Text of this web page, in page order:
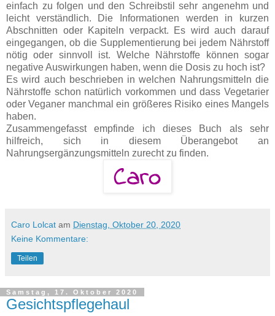
einfach zu folgen und den Schreibstil sehr angenehm und
leicht verständlich. Die Informationen werden in kurzen
Abschnitten oder Kapiteln verpackt. Es wird auch darauf
eingegangen, ob die Supplementierung bei jedem Nährstoff
nötig oder sinnvoll ist. Welche Nährstoffe können sogar
negative Auswirkungen haben, wenn die Dosis zu hoch ist?
Es wird auch beschrieben in welchen Nahrungsmitteln die
Nährstoffe schon natürlich vorkommen und dass Vegetarier
oder Veganer manchmal ein größeres Risiko eines Mangels
haben.
Zusammengefasst empfinde ich dieses Buch als sehr
hilfreich, sich in diesem Überangebot an
Nahrungsergänzungsmitteln zurecht zu finden.
Caro Lolcat am Dienstag, Oktober 20, 2020
Keine Kommentare:
Teilen
Samstag, 17. Oktober 2020
Gesichtspflegehaul